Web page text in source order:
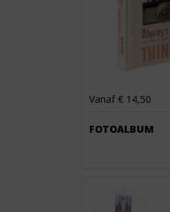
Vanaf € 14,50
FOTOALBUM